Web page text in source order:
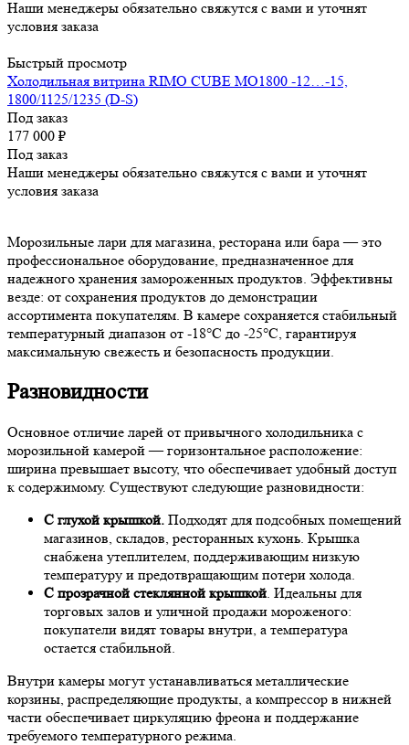
Наши менеджеры обязательно свяжутся с вами и уточнят
условия заказа
Быстрый просмотр
Холодильная витрина RIMO CUBE МО1800 -12…-15,
1800/1125/1235 (D-S)
Под заказ
177 000 ₽
Под заказ
Наши менеджеры обязательно свяжутся с вами и уточнят
условия заказа
Морозильные лари для магазина, ресторана или бара — это
профессиональное оборудование, предназначенное для
надежного хранения замороженных продуктов. Эффективны
везде: от сохранения продуктов до демонстрации
ассортимента покупателям. В камере сохраняется стабильный
температурный диапазон от -18°C до -25°C, гарантируя
максимальную свежесть и безопасность продукции.
Разновидности
Основное отличие ларей от привычного холодильника с
морозильной камерой — горизонтальное расположение:
ширина превышает высоту, что обеспечивает удобный доступ
к содержимому. Существуют следующие разновидности:
С глухой крышкой. Подходят для подсобных помещений
магазинов, складов, ресторанных кухонь. Крышка
снабжена утеплителем, поддерживающим низкую
температуру и предотвращающим потери холода.
С прозрачной стеклянной крышкой . Идеальны для
торговых залов и уличной продажи мороженого:
покупатели видят товары внутри, а температура
остается стабильной.
Внутри камеры могут устанавливаться металлические
корзины, распределяющие продукты, а компрессор в нижней
части обеспечивает циркуляцию фреона и поддержание
требуемого температурного режима.